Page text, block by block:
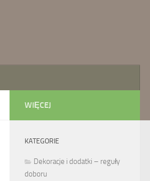
WIĘCEJ
KATEGORIE
Dekoracje i dodatki – reguły
doboru